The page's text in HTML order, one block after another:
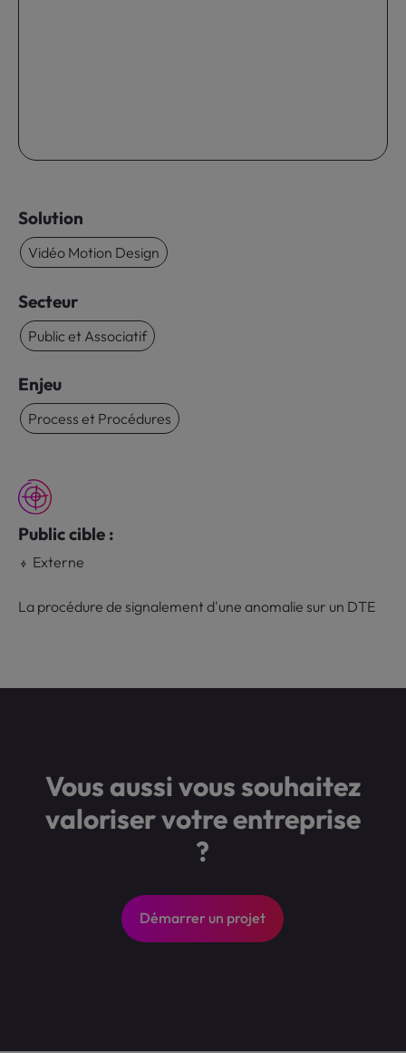
Solution
Vidéo Motion Design
Secteur
Public et Associatif
Enjeu
Process et Procédures
Public cible :
Externe
La procédure de signalement d'une anomalie sur un DTE
Vous aussi vous souhaitez
valoriser votre entreprise
?
Démarrer un projet